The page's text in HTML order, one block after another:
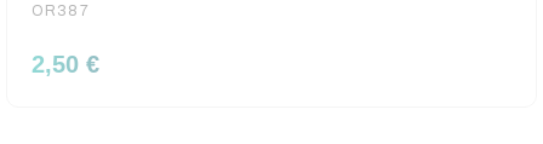
OR387
2,50 €